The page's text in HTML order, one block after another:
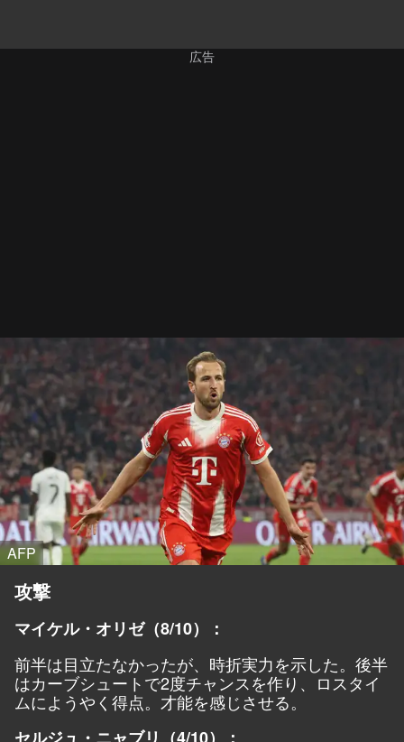
AFP
攻撃
マイケル・オリゼ（8/10）：
前半は目立たなかったが、時折実力を示した。後半
はカーブシュートで2度チャンスを作り、ロスタイ
ムにようやく得点。才能を感じさせる。
セルジュ・ニャブリ（4/10）：